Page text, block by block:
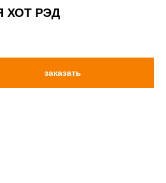
ХОТ РЭД
заказать